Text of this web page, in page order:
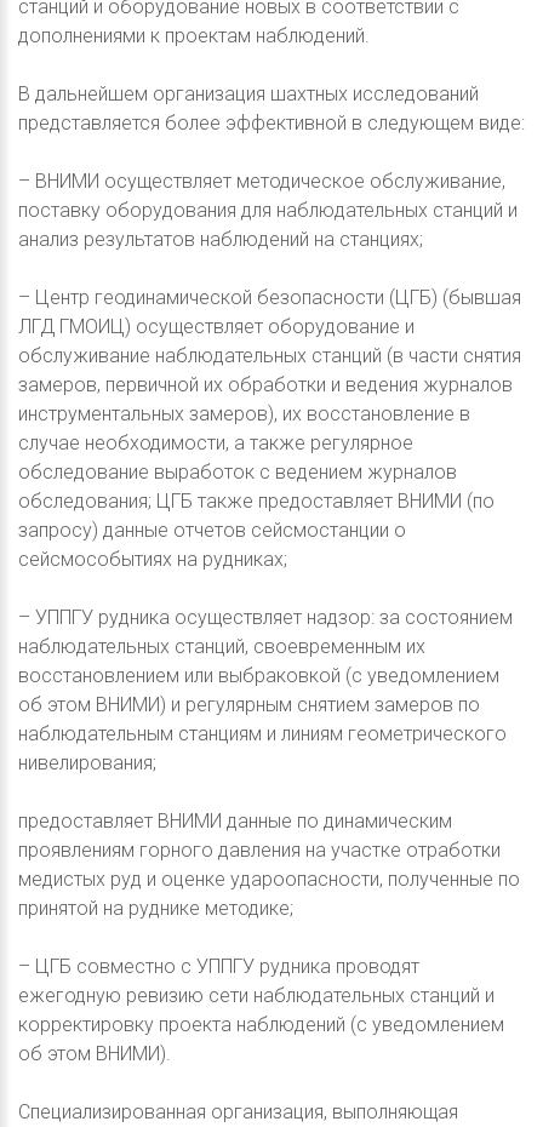
станций и оборудование новых в соответствии с
дополнениями к проектам наблюдений.
В дальнейшем организация шахтных исследований
представляется более эффективной в следующем виде:
– ВНИМИ осуществляет методическое обслуживание,
поставку оборудования для наблюдательных станций и
анализ результатов наблюдений на станциях;
– Центр геодинамической безопасности (ЦГБ) (бывшая
ЛГД ГМОИЦ) осуществляет оборудование и
обслуживание наблюдательных станций (в части снятия
замеров, первичной их обработки и ведения журналов
инструментальных замеров), их восстановление в
случае необходимости, а также регулярное
обследование выработок с ведением журналов
обследования; ЦГБ также предоставляет ВНИМИ (по
запросу) данные отчетов сейсмостанции о
сейсмособытиях на рудниках;
– УППГУ рудника осуществляет надзор: за состоянием
наблюдательных станций, своевременным их
восстановлением или выбраковкой (с уведомлением
об этом ВНИМИ) и регулярным снятием замеров по
наблюдательным станциям и линиям геометрического
нивелирования;
предоставляет ВНИМИ данные по динамическим
проявлениям горного давления на участке отработки
медистых руд и оценке удароопасности, полученные по
принятой на руднике методике;
– ЦГБ совместно с УППГУ рудника проводят
ежегодную ревизию сети наблюдательных станций и
корректировку проекта наблюдений (с уведомлением
об этом ВНИМИ).
Специализированная организация, выполняющая